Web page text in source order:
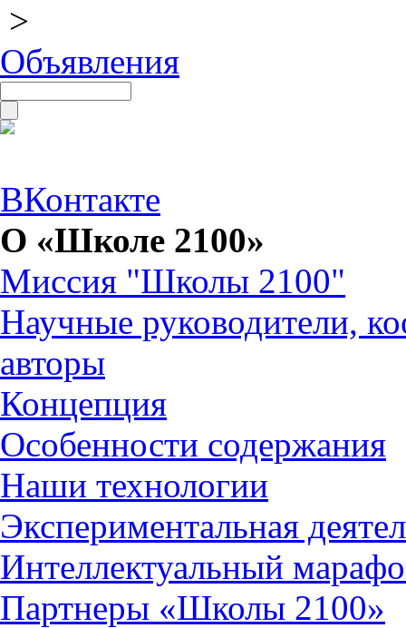
>
Объявления
ВКонтакте
О «Школе 2100»
Миссия "Школы 2100"
Научные руководители,
авторы
Концепция
Особенности содержания
Наши технологии
Экспериментальная
Интеллектуальный
Партнеры «Школы 2100»